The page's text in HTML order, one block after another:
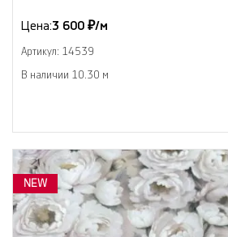
Цена:3 600 ₽/м
Артикул: 14539
В наличии 10.30 м
NEW